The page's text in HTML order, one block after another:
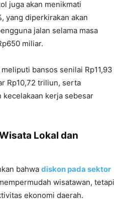
juga akan menikmati
yang diperkirakan akan
jalan selama masa
miliar.
bansos senilai Rp11,93
Rp10,72 triliun, serta
kecelakaan kerja sebesar
Lokal dan
bahwa diskon pada sektor
wisatawan, tetapi
ekonomi daerah.